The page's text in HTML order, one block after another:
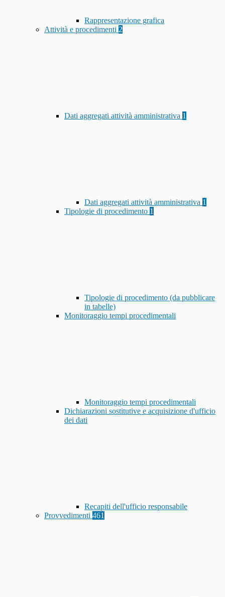
Rappresentazione grafica
Attività e procedimenti 2
Dati aggregati attività amministrativa 1
Dati aggregati attività amministrativa 1
Tipologie di procedimento 1
Tipologie di procedimento (da pubblicare
in tabelle)
Monitoraggio tempi procedimentali
Monitoraggio tempi procedimentali
Dichiarazioni sostitutive e acquisizione d'ufficio
dei dati
Recapiti dell'ufficio responsabile
Provvedimenti 461